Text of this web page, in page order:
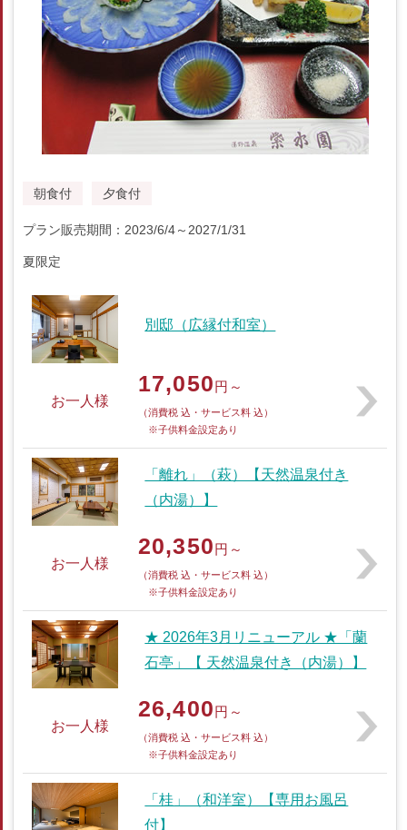
朝食付 夕食付
プラン販売期間：2023/6/4～2027/1/31
夏限定
別邸（広縁付和室）
お一人様
17,050円～
（消費税 込・サービス料 込）
※子供料金設定あり
「離れ」（萩）【天然温泉付き
（内湯）】
お一人様
20,350円～
（消費税 込・サービス料 込）
※子供料金設定あり
★ 2026年3月リニューアル ★「蘭
石亭」【 天然温泉付き（内湯）】
お一人様
26,400円～
（消費税 込・サービス料 込）
※子供料金設定あり
「桂」（和洋室）【専用お風呂
付】